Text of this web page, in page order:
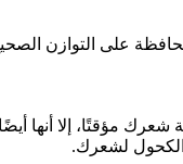
على التوازن
مؤقتًا، إلا أنها
الكحول لشعرك.